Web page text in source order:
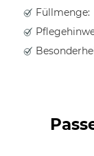
Füllmenge: